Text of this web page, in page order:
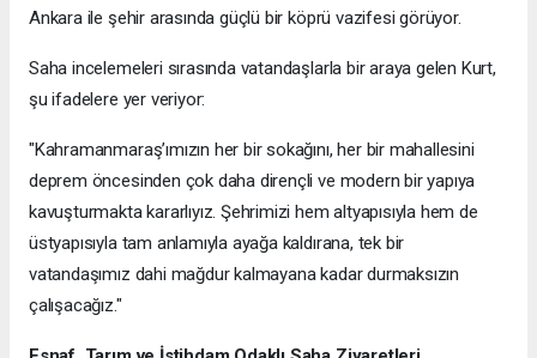
Ankara ile şehir arasında güçlü bir köprü vazifesi görüyor.
Saha incelemeleri sırasında vatandaşlarla bir araya gelen Kurt,
şu ifadelere yer veriyor:
"Kahramanmaraş’ımızın her bir sokağını, her bir mahallesini
deprem öncesinden çok daha dirençli ve modern bir yapıya
kavuşturmakta kararlıyız. Şehrimizi hem altyapısıyla hem de
üstyapısıyla tam anlamıyla ayağa kaldırana, tek bir
vatandaşımız dahi mağdur kalmayana kadar durmaksızın
çalışacağız."